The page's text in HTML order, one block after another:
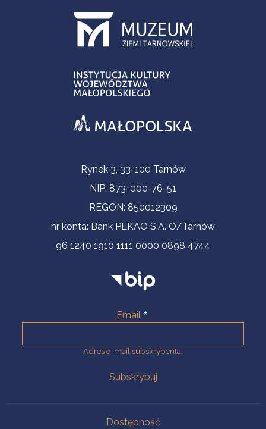
Informacje kontaktoweRynek 3, 33-100 Tarnów
NIP: 873-000-76-51
REGON: 850012309
nr konta: Bank PEKAO S.A. O/Tarnów
96 1240 1910 1111 0000 0898 4744
Email
Adres e-mail subskrybenta.
Dostępność